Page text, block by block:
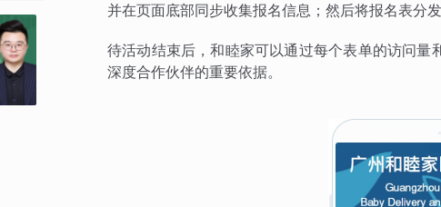
并在页面底部同步收集报名信息；然后将报名表分
待活动结束后，和睦家可以通过每个表单的访问
深度合作伙伴的重要依据。